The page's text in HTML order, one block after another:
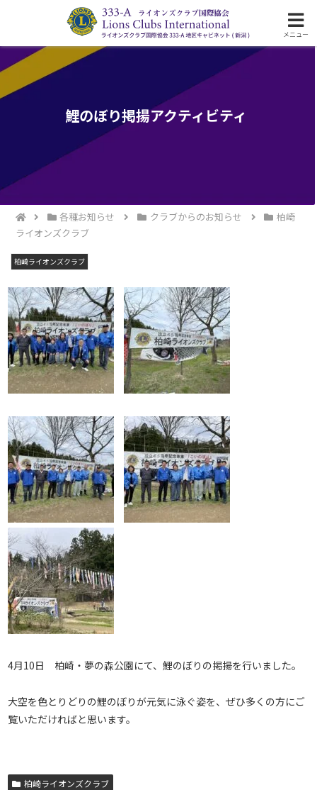
ライオンズクラブ国際協会333-A地区の活動
鯉のぼり掲揚アクティビティ
各種お知らせ クラブからのお知らせ
柏崎
ライオンズクラブ
柏崎ライオンズクラブ
4月10日 柏崎・夢の森公園にて、鯉のぼりの掲揚を行いました。
大空を色とりどりの鯉のぼりが元気に泳ぐ姿を、ぜひ多くの方にご
覧いただければと思います。
柏崎ライオンズクラブ
メニュー